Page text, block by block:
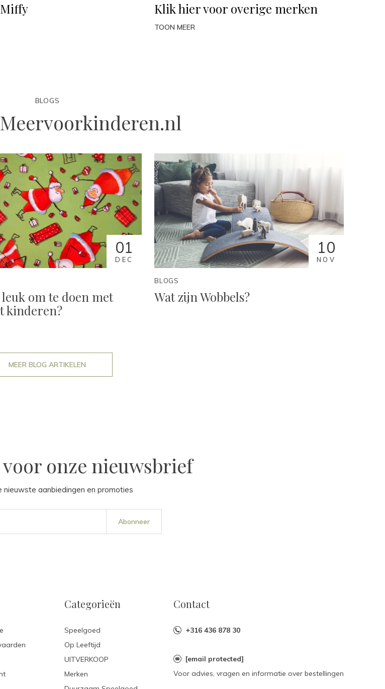
Klik hier voor overige merken
TOON MEER
BLOGS
01
DEC
om te doen met
kinderen?
10
NOV
BLOGS
Wat zijn Wobbels?
MEER BLOG ARTIKELEN
onze nieuwsbrief
nieuwste aanbiedingen en promoties
Abonneer
Categorieën
Speelgoed
Op Leeftijd
UITVERKOOP
Merken
Contact
+316 436 878 30
[email protected]
Voor advies, vragen en informatie over bestellingen